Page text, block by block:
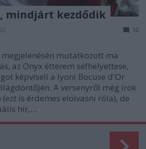
mindjárt kezdődik
10
mutatkozott ma
az Onyx étterem séfhelyettese,
képviseli a lyoni Bocuse d'Or
A versenyről még írok
is érdemes elolvasni róla), de
hír,…